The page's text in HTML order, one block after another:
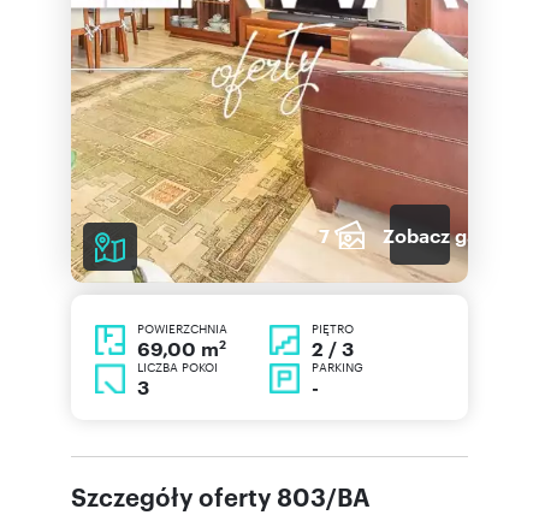
7 Zobacz galerię
POWIERZCHNIA
69,00 m2
PIĘTRO
2 / 3
LICZBA POKOI
3
PARKING
-
Szczegóły oferty 803/BA